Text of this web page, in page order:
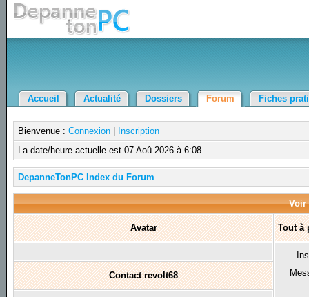
Accueil Actualité Dossiers Forum Fiches
Bienvenue :Connexion
Inscription
La date/heure actuelle est 07 Aoû 2026 à 6:08
DepanneTonPC Index du Forum
Voir
Avatar Tout à
Contact revolt68